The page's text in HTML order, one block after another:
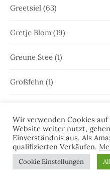
Greetsiel (63)
Gretje Blom (19)
Greune Stee (1)
Großfehn (1)
Hammrich(1)
Hans-Rainer Riekers(8)
Wir verwenden Cookies
Website weiter nutzt,
Einverständnis aus. Als
qualifizierten Verkäufen.
Cookie Einstellungen